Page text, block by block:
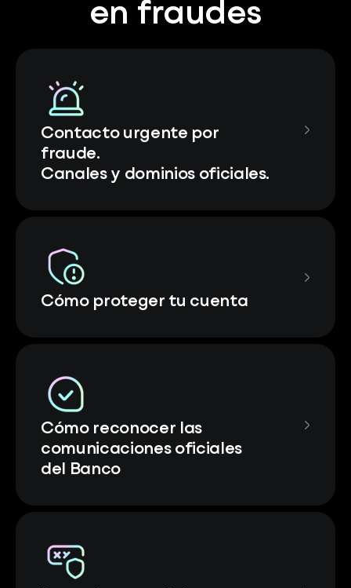
en fraudes
Contacto urgente por
fraude.
Canales y dominios oficiales.
Cómo proteger tu cuenta
Cómo reconocer las
comunicaciones oficiales
del Banco